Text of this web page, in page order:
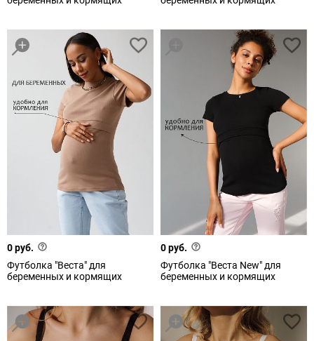
0 руб.
Футболка "Веста" для
беременных и кормящих
0 руб.
Футболка "Веста New" для
беременных и кормящих